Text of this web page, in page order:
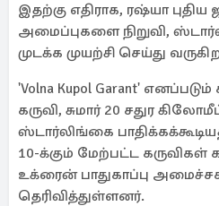
இதற்கு எதிராக, ரஷ்யா புதிய
அமைப்புகளை நிறுவி,
முடக்க முயற்சி செய்து
'Volna Kupol Garant'
கருவி, சுமார் 20 சதுர
ஸ்டார்லிங்கை
10-க்கும் மேற்பட்ட
உக்ரைன் பாதுகாப்பு
தெரிவித்துள்ளனர்.